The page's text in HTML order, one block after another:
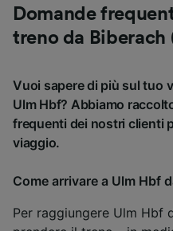
Domande
treno da Biberach
Vuoi sapere di più sul tuo
Ulm Hbf? Abbiamo
frequenti dei nostri clienti
viaggio.
Come arrivare a Ulm Hbf
Per raggiungere Ulm Hbf